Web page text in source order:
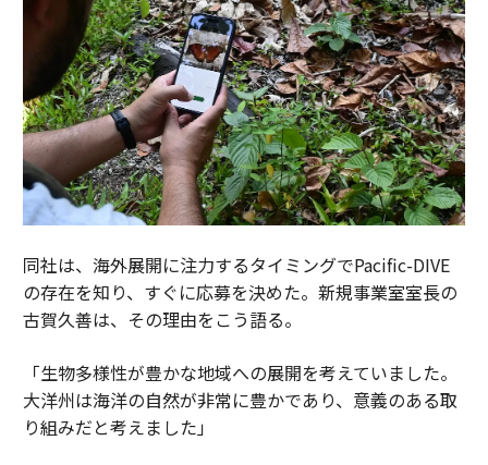
同社は、海外展開に注力するタイミングでPacific-DIVE
の存在を知り、すぐに応募を決めた。新規事業室室長の
古賀久善は、その理由をこう語る。
「生物多様性が豊かな地域への展開を考えていました。
大洋州は海洋の自然が非常に豊かであり、意義のある取
り組みだと考えました」